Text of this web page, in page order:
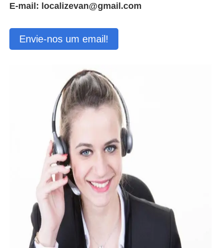
E-mail: localizevan@gmail.com
Envie-nos um email!